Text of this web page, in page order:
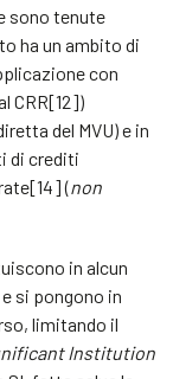
sono tenute
ha un ambito di
con
CRR[12])
del MVU) e in
di crediti
(non
in alcun
si pongono in
limitando il
Institution